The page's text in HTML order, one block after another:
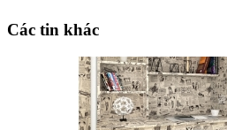
Các tin khác